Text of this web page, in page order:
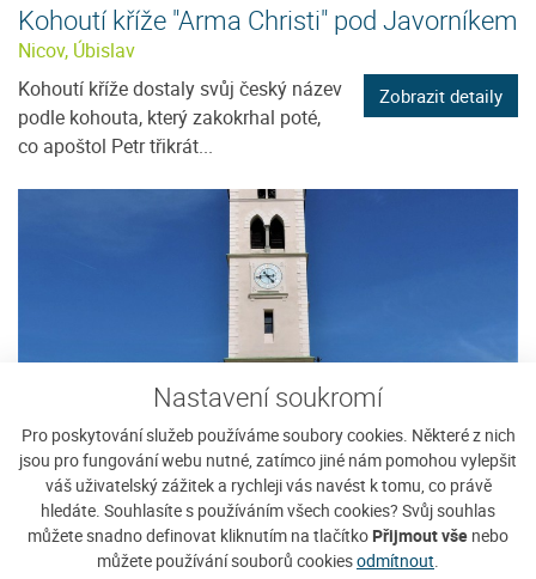
Nastavení soukromí
Pro poskytování služeb používáme soubory cookies. Některé z nich
jsou pro fungování webu nutné, zatímco jiné nám pomohou vylepšit
váš uživatelský zážitek a rychleji vás navést k tomu, co právě
hledáte. Souhlasíte s používáním všech cookies? Svůj souhlas
můžete snadno definovat kliknutím na tlačítko Přijmout vše nebo
můžete používání souborů cookiesodmítnout.
Kohoutí kříže "Arma Christi" pod Javorníkem
Nicov, Úbislav
Kohoutí kříže dostaly svůj český název
podle kohouta, který zakokrhal poté,
co apoštol Petr třikrát...
Zobrazit detaily
Kostel sv. Markéty v Kašperských Horách
Kašperské hory
Arciděkanský kostel sv. Markéty je
Zobrazit detaily